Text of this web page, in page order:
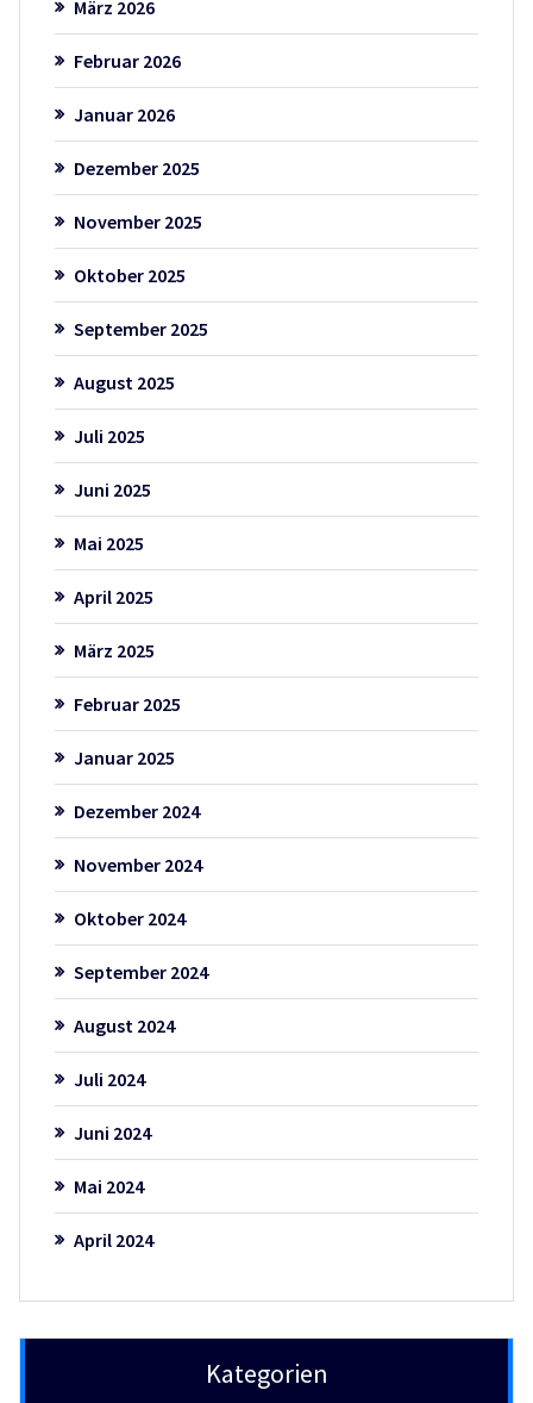
März 2026
Februar 2026
Januar 2026
Dezember 2025
November 2025
Oktober 2025
September 2025
August 2025
Juli 2025
Juni 2025
Mai 2025
April 2025
März 2025
Februar 2025
Januar 2025
Dezember 2024
November 2024
Oktober 2024
September 2024
August 2024
Juli 2024
Juni 2024
Mai 2024
April 2024
Kategorien